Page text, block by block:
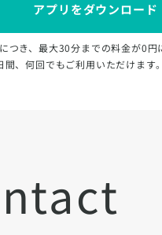
アプリをダウンロード
つき、最大30分までの料金が0円
、何回でもご利用いただけます。